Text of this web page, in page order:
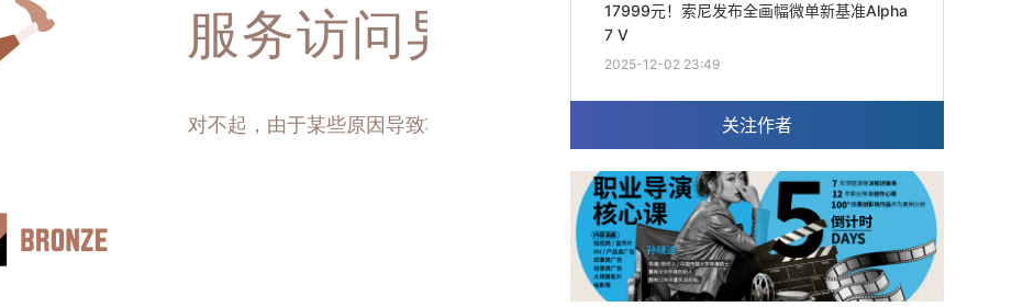
17999元！索尼发布全画幅微单新基准Alpha
7 V
2025-12-02 23:49
关注作者